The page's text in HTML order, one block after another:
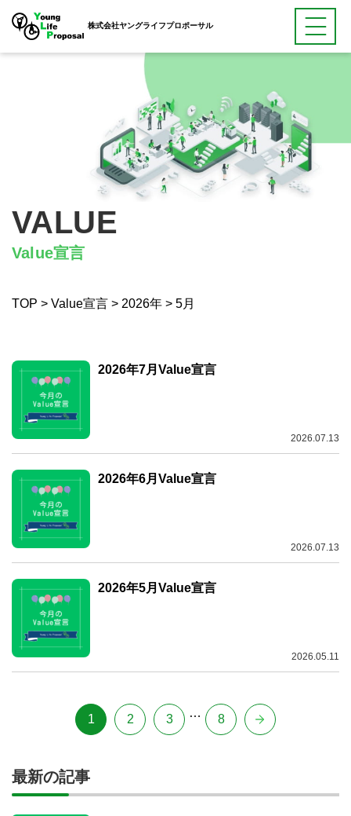
株式会社ヤングライフプロポーサル
VALUE
Value宣言
TOP > Value宣言 > 2026年 > 5月
2026年7月Value宣言
2026.07.13
2026年6月Value宣言
2026.07.13
2026年5月Value宣言
2026.05.11
投
の
ペ
1 2 3 … 8
最新の記事